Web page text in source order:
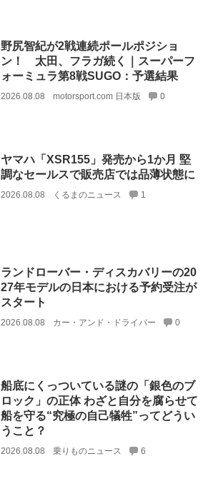
野尻智紀が2戦連続ポールポジショ
ン！ 太田、フラガ続く｜スーパーフ
ォーミュラ第8戦SUGO：予選結果
2026.08.08 motorsport.com 日本版 0
ヤマハ「XSR155」発売から1か月 堅
調なセールスで販売店では品薄状態に
2026.08.08 くるまのニュース 1
ランドローバー・ディスカバリーの20
27年モデルの日本における予約受注が
スタート
2026.08.08 カー・アンド・ドライバー 0
船底にくっついている謎の「銀色のブ
ロック」の正体 わざと自分を腐らせて
船を守る“究極の自己犠牲”ってどうい
うこと？
2026.08.08 乗りものニュース 6